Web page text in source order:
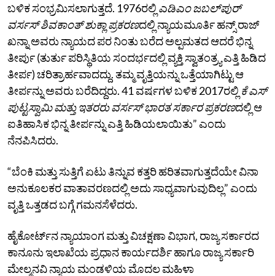
ಬಳಿಕ ಸಂಭ್ರಮಿಸಲಾಗುತ್ತದೆ. 1976ರಲ್ಲಿ ಎಡಿಎಂ ಜಬಲ್‌ಪುರ್
ವರ್ಸಸ್‌ ಶಿವಕಾಂತ್‌ ಶುಕ್ಲಾ ಪ್ರಕರಣದಲ್ಲಿ ನ್ಯಾಯಮೂರ್ತಿ ಹನ್ಸ್‌ ರಾಜ್‌
ಖನ್ನಾ ಅವರು ನ್ಯಾಯದ ಪರ ನಿಂತು ಬರೆದ ಅಲ್ಪಮತದ ಆದರೆ ಭಿನ್ನ
ತೀರ್ಪು (ತುರ್ತು ಪರಿಸ್ಥಿತಿಯ ಸಂದರ್ಭದಲ್ಲಿ ವ್ಯಕ್ತಿ ಸ್ವಾತಂತ್ರ್ಯ ಎತ್ತಿ ಹಿಡಿದ
ತೀರ್ಪ) ಚರಿತ್ರಾರ್ಹವಾದದ್ದು. ತಮ್ಮ ವೃತ್ತಿಯನ್ನು ಒತ್ತೆಯಾಗಿಟ್ಟು ಆ
ತೀರ್ಪನ್ನು ಅವರು ಬರೆದಿದ್ದರು. 41 ವರ್ಷಗಳ ಬಳಿಕ 2017ರಲ್ಲಿ ಕೆ ಎಸ್‌
ಪುಟ್ಟಸ್ವಾಮಿ ಮತ್ತು ಇತರರು ವರ್ಸಸ್‌ಭಾರತ ಸರ್ಕಾರ ಪ್ರಕರಣದಲ್ಲಿ ಆ
ಐತಿಹಾಸಿಕ ಭಿನ್ನ ತೀರ್ಪನ್ನು ಎತ್ತಿ ಹಿಡಿಯಲಾಯಿತು” ಎಂದು
ನೆನಪಿಸಿದರು.
“ಬೆಂಕಿ ಮತ್ತು ಸುತ್ತಿಗೆ ಏಟು ತಿನ್ನುವ ಕತ್ತರಿ ಹರಿತವಾಗುತ್ತದೆಯೇ ವಿನಾ
ಅನುಕೂಲಕರ ವಾತಾವರಣದಲ್ಲಿ ಅದು ಸಾಧ್ಯವಾಗುವುದಿಲ್ಲ” ಎಂದು
ವೃತ್ತಿ ಒತ್ತಡದ ಬಗ್ಗೆ ಗಮನಸೆಳೆದರು.
ಹೈಕೋರ್ಟ್‌ನ ನ್ಯಾಯಾಂಗ ಮತ್ತು ವಿಚಕ್ಷಣಾ ವಿಭಾಗ, ರಾಜ್ಯ ಸರ್ಕಾರದ
ಕಾನೂನು ಇಲಾಖೆಯ ಪ್ರಧಾನ ಕಾರ್ಯದರ್ಶಿ ಹಾಗೂ ರಾಜ್ಯ ಸರ್ಕಾರಿ
ಮೇಲ್ಮನವಿ ನ್ಯಾಯ ಮಂಡಳಿಯ ಮೊದಲ ಮಹಿಳಾ